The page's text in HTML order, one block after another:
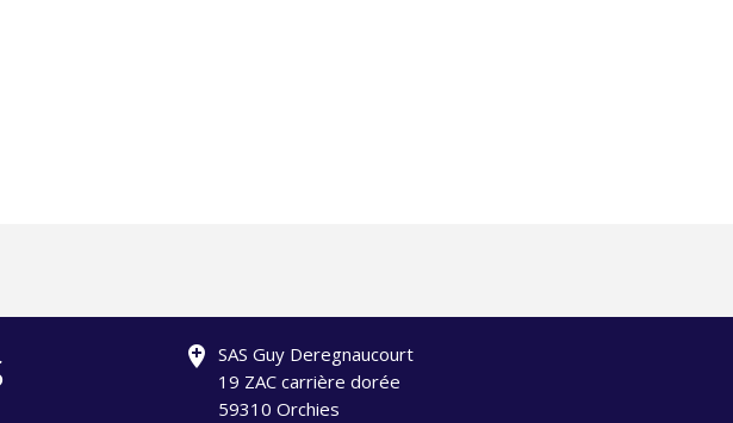
add_location SAS Guy Deregnaucourt
19 ZAC carrière dorée
59310 Orchies